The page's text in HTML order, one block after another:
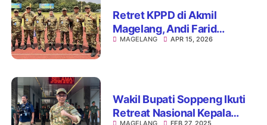
Retret KPPD di Akmil
Magelang, Andi Farid
Perkuat Visi Kepemimpinan
MAGELANG APR 15, 2026
Wakil Bupati Soppeng Ikuti
Retreat Nasional Kepala